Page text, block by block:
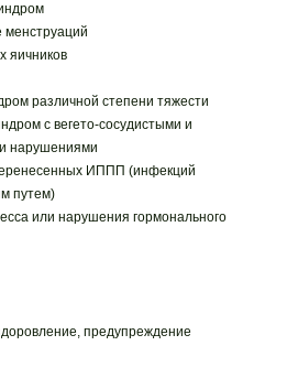
менструаций
яичников
различной степени тяжести
с вегето-сосудистыми и
нарушениями
ИППП (инфекций
путем)
или нарушения гормонального
предупреждение